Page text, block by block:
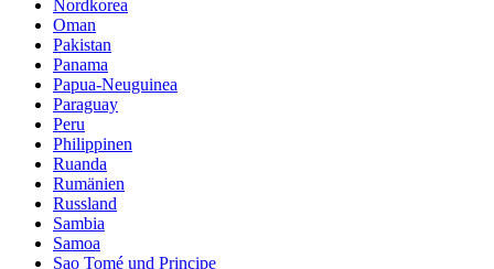
Nordkorea
Oman
Pakistan
Panama
Papua-Neuguinea
Paraguay
Peru
Philippinen
Ruanda
Rumänien
Russland
Sambia
Samoa
Sao Tomé und Principe